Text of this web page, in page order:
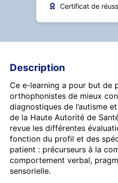
Certificat de
Description
Ce e-learning a pour but de
orthophonistes de mieux
diagnostiques de l’autisme
de la Haute Autorité de
revue les différentes
fonction du profil et des
patient : précurseurs à la
comportement verbal,
sensorielle.